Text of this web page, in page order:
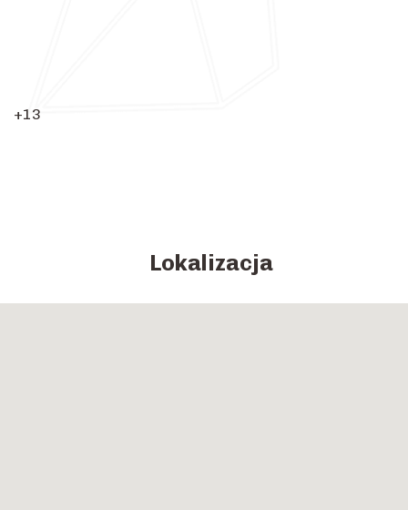
+13
Lokalizacja